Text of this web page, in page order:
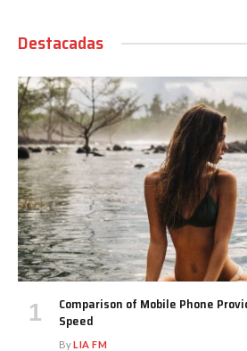
Destacadas
Comparison of Mobile Phone
Speed
ByLIA FM